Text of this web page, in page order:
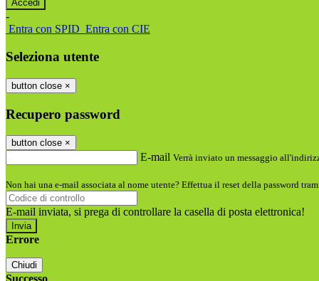
-
Entra con SPID Entra con CIE
Seleziona utente
button close ×
Recupero password
button close ×
E-mail Verrà inviato un messaggio
Non hai una e-mail associata al nome utente? Effettua il reset della password
E-mail inviata, si prega di controllare la casella di posta elettronica!
Errore
Chiudi